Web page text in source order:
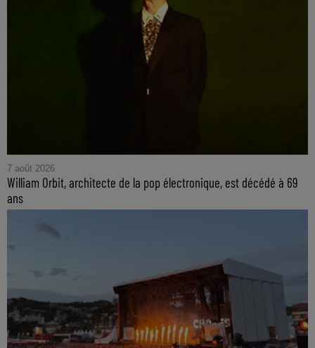
7 août 2026
William Orbit, architecte de la pop électronique, est décédé à 69
ans